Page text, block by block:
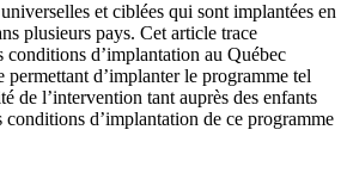
et ciblées qui sont implantées en
plusieurs pays. Cet article trace
conditions d’implantation au Québec
d’implanter le programme tel
de l’intervention tant auprès des enfants
conditions d’implantation de ce programme